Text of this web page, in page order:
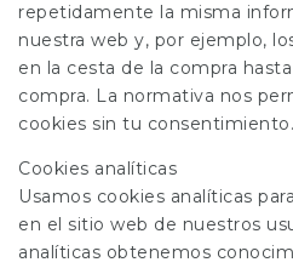
repetidamente la misma
nuestra web y, por ejemplo,
en la cesta de la compra
compra. La normativa nos
cookies sin tu consentimiento.
Cookies analíticas
Usamos cookies analíticas
en el sitio web de nuestros
analíticas obtenemos